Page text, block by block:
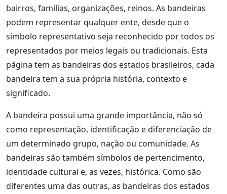
bairros, famílias, organizações, reinos. As bandeiras
podem representar qualquer ente, desde que o
símbolo representativo seja reconhecido por todos os
representados por meios legais ou tradicionais. Esta
página tem as bandeiras dos estados brasileiros, cada
bandeira tem a sua própria história, contexto e
significado.
A bandeira possui uma grande importância, não só
como representação, identificação e diferenciação de
um determinado grupo, nação ou comunidade. As
bandeiras são também símbolos de pertencimento,
identidade cultural e, as vezes, histórica. Como são
diferentes uma das outras, as bandeiras dos estados